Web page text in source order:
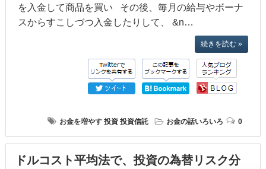
を入金して商品を買い その後、毎月の給与やボーナ
スからすこしづつ入金したりして、 &n…
続きを読む »
お金を増やす 投資 投資信託 お金の話いろいろ 0
ドルコスト平均法で、投資の為替リスク分